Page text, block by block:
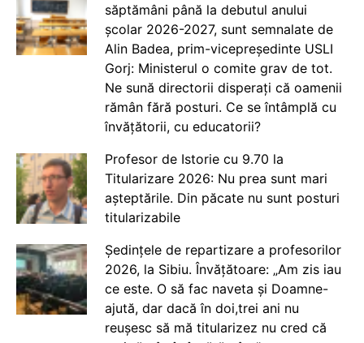
săptămâni până la debutul anului
școlar 2026-2027, sunt semnalate de
Alin Badea, prim-vicepreședinte USLI
Gorj: Ministerul o comite grav de tot.
Ne sună directorii disperați că oamenii
rămân fără posturi. Ce se întâmplă cu
învățătorii, cu educatorii?
Profesor de Istorie cu 9.70 la
Titularizare 2026: Nu prea sunt mari
așteptările. Din păcate nu sunt posturi
titularizabile
Ședințele de repartizare a profesorilor
2026, la Sibiu. Învățătoare: „Am zis iau
ce este. O să fac naveta și Doamne-
ajută, dar dacă în doi,trei ani nu
reușesc să mă titularizez nu cred că